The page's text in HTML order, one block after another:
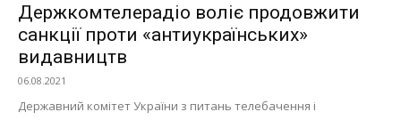
Держкомтелерадіо воліє продовжити
санкції проти «антиукраїнських»
видавництв
06.08.2021
Державний комітет України з питань телебачення і